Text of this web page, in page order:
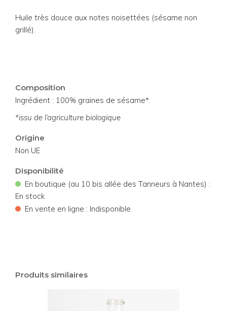
Huile très douce aux notes noisettées (sésame non
grillé).
Composition
Ingrédient : 100% graines de sésame*.
*issu de l’agriculture biologique
Origine
Non UE
Disponibilité
• En boutique (au 10 bis allée des Tanneurs à Nantes) :
En stock
• En vente en ligne : Indisponible
Produits similaires